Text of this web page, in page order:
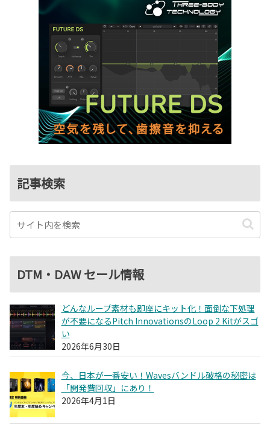
記事検索
DTM・DAW セール情報
どんなループ素材も即座にキット化！面倒な下処理
が不要になるPitch InnovationsのLoop 2 Kitがスゴ
い
2026年6月30日
今、日本が一番安い！Wavesバンドル破格の秘密は
「開発費回収」にあり！
2026年4月1日